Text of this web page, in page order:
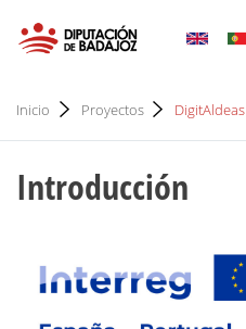
Inicio Proyectos DigitAldeas
Introducción